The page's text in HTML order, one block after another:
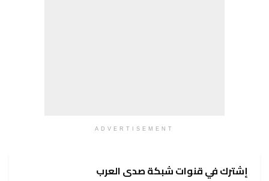
ADVERTISEMENT
إشترك في قنوات شبكة صدى العرب